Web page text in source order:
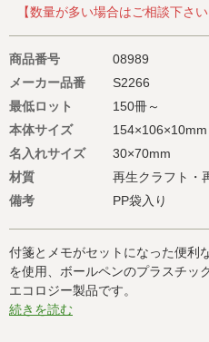
【数量が多い場合はご相談下さい
商品番号
08989
メーカー品番
S2266
最低ロット
150冊～
本体サイズ
154×106×10mm
名入れサイズ
30×70mm
材質
再生クラフト・
備考
PP袋入り
付箋とメモがセットになった便利
を使用、ボールペンのプラスチッ
エコロジー製品です。
続きを読む